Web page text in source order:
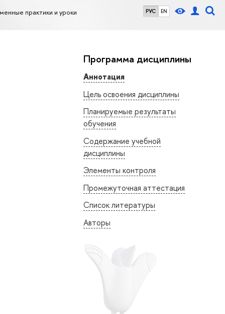
РУС EN
практики и уроки
Программа дисциплины
Аннотация
Цель освоения дисциплины
Планируемые результаты
обучения
Содержание учебной
дисциплины
Элементы контроля
Промежуточная аттестация
Список литературы
Авторы